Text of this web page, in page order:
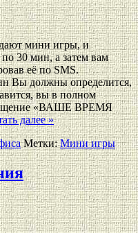
мини игры, и
30 мин, а затем вам
её по SMS.
Вы должны определится,
вы в полном
«ВАШЕ ВРЕМЯ
далее »
Метки:Мини игры